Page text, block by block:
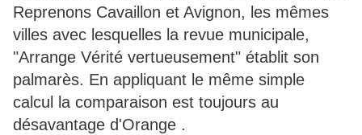
Reprenons Cavaillon et Avignon, les mêmes
villes avec lesquelles la revue municipale,
"Arrange Vérité vertueusement" établit son
palmarès. En appliquant le même simple
calcul la comparaison est toujours au
désavantage d'Orange .